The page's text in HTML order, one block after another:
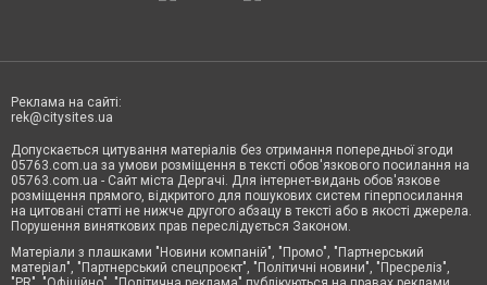
Реклама на сайті:
rek@citysites.ua
Допускається цитування матеріалів без отримання попередньої згоди
05763.com.ua за умови розміщення в тексті обов'язкового посилання на
05763.com.ua - Сайт міста Дергачі. Для інтернет-видань обов'язкове
розміщення прямого, відкритого для пошукових систем гіперпосилання
на цитовані статті не нижче другого абзацу в тексті або в якості джерела.
Порушення виняткових прав переслідується Законом.
Матеріали з плашками "Новини компаній", "Промо", "Партнерський
матеріал", "Партнерський спецпроєкт", "Політичні новини", "Пресреліз",